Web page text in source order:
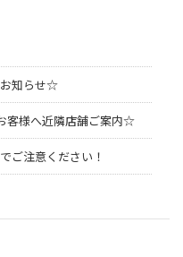
知らせ☆
客様へ近隣店舗ご案内☆
ご注意ください！